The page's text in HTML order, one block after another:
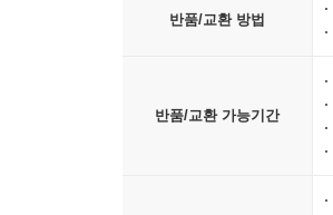
반품/교환 방법
반품/교환 가능기간